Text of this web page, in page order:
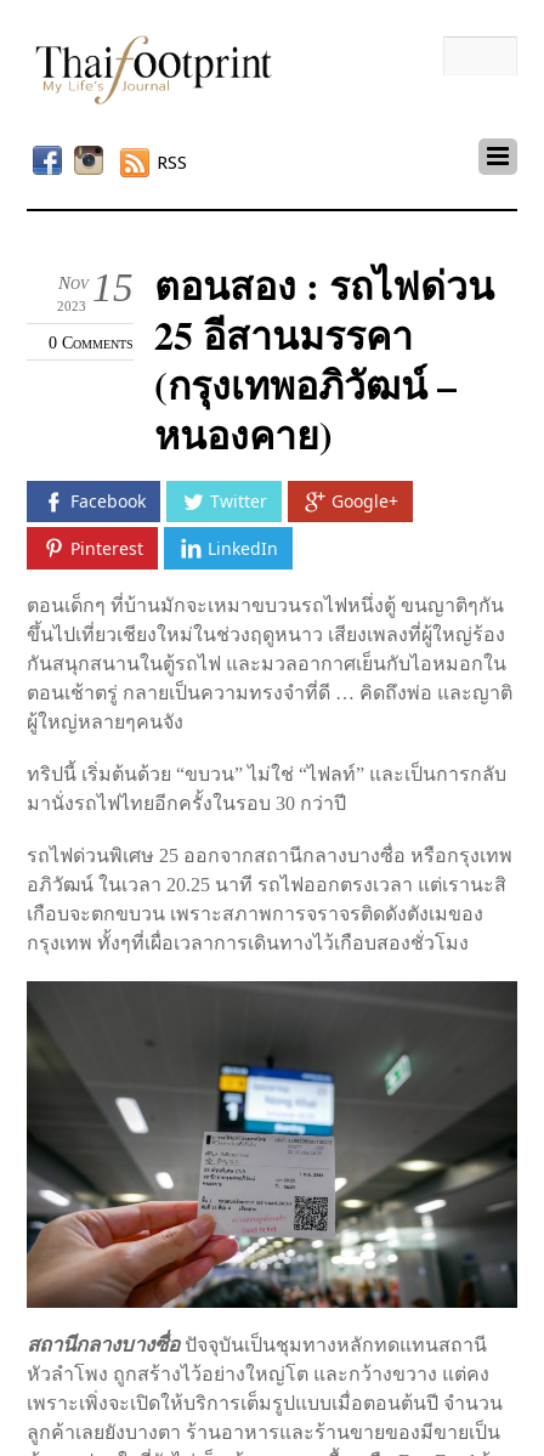
RSS
15
Nov
2023
0 Comments
ตอนสอง : รถไฟด่วน
25 อีสานมรรคา
(กรุงเทพอภิวัฒน์ –
หนองคาย)
Facebook Twitter Google+
Pinterest LinkedIn
ตอนเด็กๆ ที่บ้านมักจะเหมาขบวนรถไฟหนึ่งตู้ ขนญาติๆกัน
ขึ้นไปเที่ยวเชียงใหม่ในช่วงฤดูหนาว เสียงเพลงที่ผู้ใหญ่ร้อง
กันสนุกสนานในตู้รถไฟ และมวลอากาศเย็นกับไอหมอกใน
ตอนเช้าตรู่ กลายเป็นความทรงจำที่ดี … คิดถึงพ่อ และญาติ
ผู้ใหญ่หลายๆคนจัง
ทริปนี้ เริ่มต้นด้วย “ขบวน” ไม่ใช่ “ไฟลท์” และเป็นการกลับ
มานั่งรถไฟไทยอีกครั้งในรอบ 30 กว่าปี
รถไฟด่วนพิเศษ 25 ออกจากสถานีกลางบางซื่อ หรือกรุงเทพ
อภิวัฒน์ ในเวลา 20.25 นาที รถไฟออกตรงเวลา แต่เรานะสิ
เกือบจะตกขบวน เพราะสภาพการจราจรติดดังตังเมของ
กรุงเทพ ทั้งๆที่เผื่อเวลาการเดินทางไว้เกือบสองชั่วโมง
สถานีกลางบางซื่อปัจจุบันเป็นชุมทางหลักทดแทนสถานี
หัวลำโพง ถูกสร้างไว้อย่างใหญ่โต และกว้างขวาง แต่คง
เพราะเพิ่งจะเปิดให้บริการเต็มรูปแบบเมื่อตอนต้นปี จำนวน
ลูกค้าเลยยังบางตา ร้านอาหารและร้านขายของมีขายเป็น